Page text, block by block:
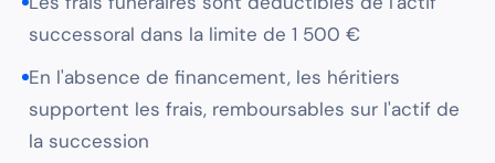
successoral dans la limite de 1 500 €
En l'absence de financement, les héritiers
supportent les frais, remboursables sur l'actif de
la succession